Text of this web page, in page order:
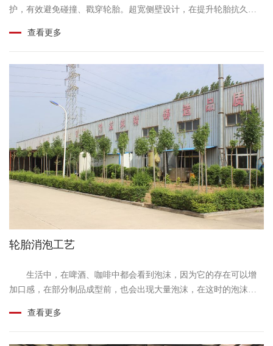
护，有效避免碰撞、戳穿轮胎。超宽侧壁设计，在提升轮胎抗久性
查看更多
轮胎消泡工艺
活中，在啤酒、咖啡中都会看到泡沫，因为它的存在可以增
加口感，在部分制品成型前，也会出现大量泡沫，在这时的泡沫会
查看更多